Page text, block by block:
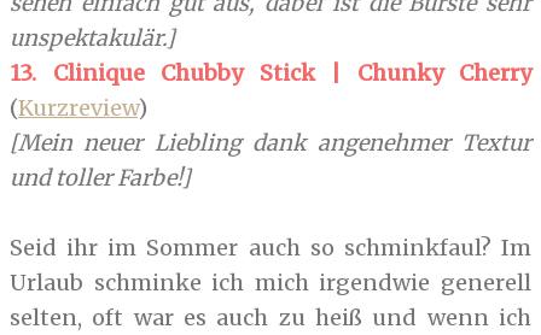
unspektakulär.]
13. Clinique Chubby Stick | Chunky Cherry
(Kurzreview)
[Mein neuer Liebling dank angenehmer Textur
und toller Farbe!]
Seid ihr im Sommer auch so schminkfaul? Im
Urlaub schminke ich mich irgendwie generell
selten, oft war es auch zu heiß und wenn ich